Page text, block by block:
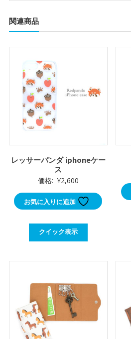
関連商品
レッサーパンダ iphoneケー
ス
価格: ¥2,600
お気に入りに追加
クイック表示